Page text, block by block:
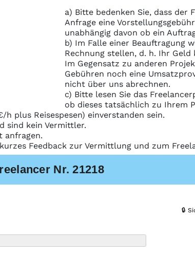
a) Bitte bedenken Sie, dass der
Anfrage eine
unabhängig davon ob ein
b) Im Falle einer Beauftragung
Rechnung stellen, d. h. Ihr
Im Gegensatz zu anderen
Gebühren noch eine
nicht über uns abrechnen.
c) Bitte lesen Sie das
ob dieses tatsächlich zu Ihrem
plus Reisespesen) einverstanden sein.
sind kein Vermittler.
anfragen.
Feedback zur Vermittlung und zum
Nr. 21218
🔒